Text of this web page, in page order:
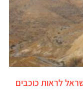
לראות כוכבים